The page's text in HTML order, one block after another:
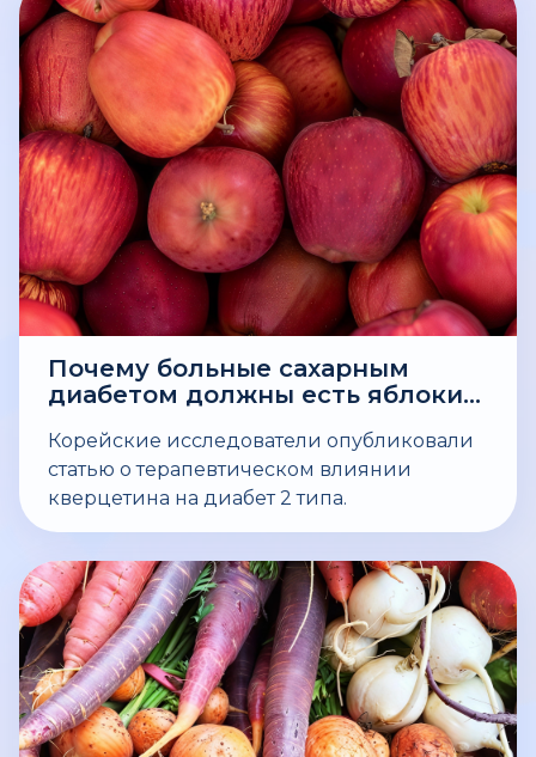
Почему больные сахарным
диабетом должны есть яблоки
Корейские исследователи опубликовали
статью о терапевтическом влиянии
кверцетина на диабет 2 типа.